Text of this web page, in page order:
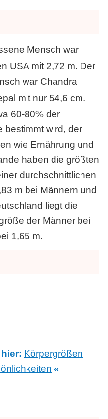
Mensch war
USA mit 2,72 m. Der
war Chandra
mit nur 54,6 cm.
60-80% der
bestimmt wird, der
wie Ernährung und
haben die größten
durchschnittlichen
m bei Männern und
liegt die
der Männer bei
1,65 m.
Körpergrößen
«